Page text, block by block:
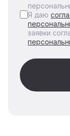
Я даю
заявки